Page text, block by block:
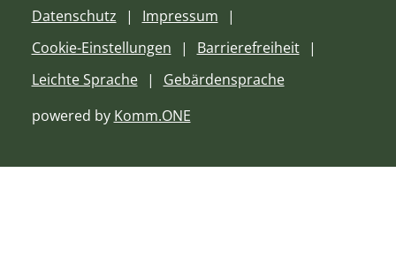
Datenschutz
Impressum
Cookie-Einstellungen
Barrierefreiheit
Leichte Sprache
Gebärdensprache
powered by Komm.ONE